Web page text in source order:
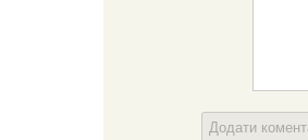
Додати